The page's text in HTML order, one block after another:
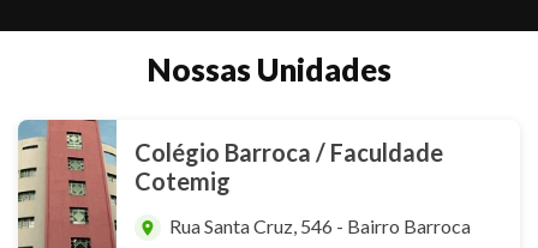
Nossas Unidades
Colégio Barroca / Faculdade
Cotemig
Rua Santa Cruz, 546 - Bairro Barroca